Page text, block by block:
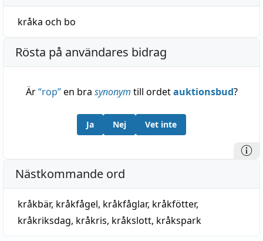
kråka och bo
Rösta på användares bidrag
Är“rop”en bra synonym till ordetauktionsbud?
Ja Nej Vet inte
Nästkommande ord
kråkbär, kråkfågel, kråkfåglar, kråkfötter,
kråkriksdag, kråkris, kråkslott, kråkspark